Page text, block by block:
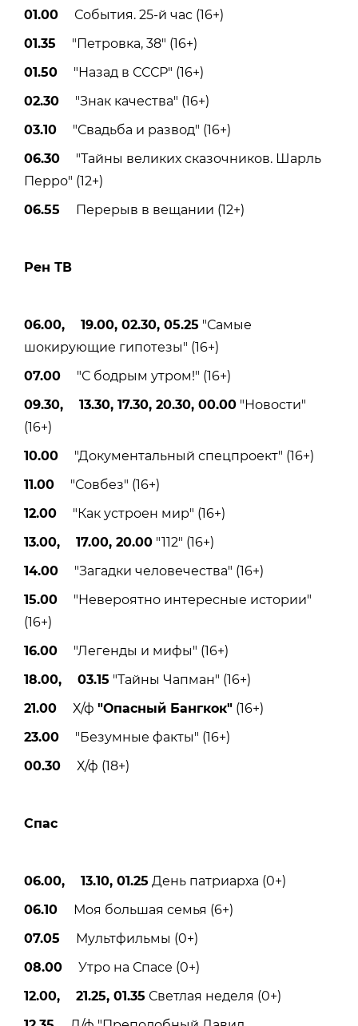
01.00 События. 25-й час (16+)
01.35 "Петровка, 38" (16+)
01.50 "Назад в СССР" (16+)
02.30 "Знак качества" (16+)
03.10 "Свадьба и развод" (16+)
06.30 "Тайны великих сказочников. Шарль
Перро" (12+)
06.55 Перерыв в вещании (12+)
Рен ТВ
06.00, 19.00, 02.30, 05.25 "Самые
шокирующие гипотезы" (16+)
07.00 "С бодрым утром!" (16+)
09.30, 13.30, 17.30, 20.30, 00.00 "Новости"
(16+)
10.00 "Документальный спецпроект" (16+)
11.00 "Совбез" (16+)
12.00 "Как устроен мир" (16+)
13.00, 17.00, 20.00 "112" (16+)
14.00 "Загадки человечества" (16+)
15.00 "Невероятно интересные истории"
(16+)
16.00 "Легенды и мифы" (16+)
18.00, 03.15 "Тайны Чапман" (16+)
21.00 Х/ф "Опасный Бангкок" (16+)
23.00 "Безумные факты" (16+)
00.30 Х/ф (18+)
Спас
06.00, 13.10, 01.25 День патриарха (0+)
06.10 Моя большая семья (6+)
07.05 Мультфильмы (0+)
08.00 Утро на Спасе (0+)
12.00, 21.25, 01.35 Светлая неделя (0+)